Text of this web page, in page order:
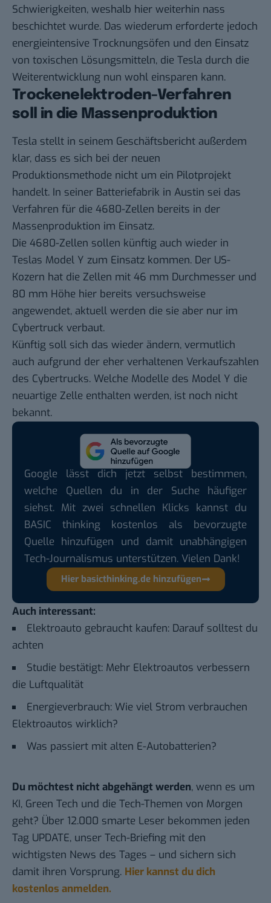
Schwierigkeiten, weshalb hier weiterhin nass
beschichtet wurde. Das wiederum erforderte jedoch
energieintensive Trocknungsöfen und den Einsatz
von toxischen Lösungsmitteln, die Tesla durch die
Weiterentwicklung nun wohl einsparen kann.
Trockenelektroden-Verfahren
soll in die Massenproduktion
Tesla stellt in seinem Geschäftsbericht außerdem
klar, dass es sich bei der neuen
Produktionsmethode nicht um ein Pilotprojekt
handelt. In seiner Batteriefabrik in Austin sei das
Verfahren für die 4680-Zellen bereits in der
Massenproduktion im Einsatz.
Die 4680-Zellen sollen künftig auch wieder in
Teslas Model Y zum Einsatz kommen. Der US-
Kozern hat die Zellen mit 46 mm Durchmesser und
80 mm Höhe hier bereits versuchsweise
angewendet, aktuell werden die sie aber nur im
Cybertruck verbaut.
Künftig soll sich das wieder ändern, vermutlich
auch aufgrund der eher verhaltenen Verkaufszahlen
des Cybertrucks. Welche Modelle des Model Y die
neuartige Zelle enthalten werden, ist noch nicht
bekannt.
Google lässt dich jetzt selbst bestimmen,
welche Quellen du in der Suche häufiger
siehst. Mit zwei schnellen Klicks kannst du
BASIC thinking kostenlos als bevorzugte
Quelle hinzufügen und damit unabhängigen
Tech-Journalismus unterstützen. Vielen Dank!
Hier basicthinking.de hinzufügen
Auch interessant:
Elektroauto gebraucht kaufen: Darauf solltest du
achten
Studie bestätigt: Mehr Elektroautos verbessern
die Luftqualität
Energieverbrauch: Wie viel Strom verbrauchen
Elektroautos wirklich?
Was passiert mit alten E-Autobatterien?
Du möchtest nicht abgehängt werden, wenn es um
KI, Green Tech und die Tech-Themen von Morgen
geht? Über 12.000 smarte Leser bekommen jeden
Tag UPDATE, unser Tech-Briefing mit den
wichtigsten News des Tages – und sichern sich
damit ihren Vorsprung. Hier kannst du dich
kostenlos anmelden.